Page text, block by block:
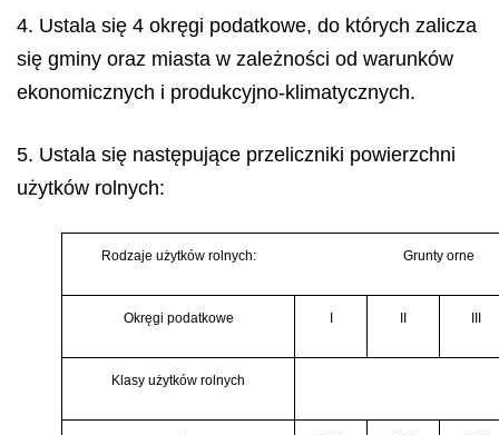
4. Ustala się 4 okręgi podatkowe, do których zalicza
się gminy oraz miasta w zależności od warunków
ekonomicznych i produkcyjno-klimatycznych.
5. Ustala się następujące przeliczniki powierzchni
użytków rolnych:
Rodzaje użytków rolnych: Grunty orne
Okręgi podatkowe I II III
Klasy użytków rolnych